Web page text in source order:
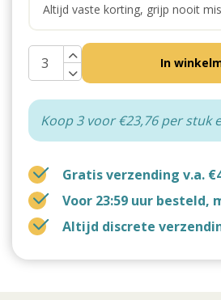
Altijd vaste korting, grijp nooit
In
Koop 3 voor €23,76 per stuk
Gratis verzending v.a.
Voor 23:59 uur besteld,
Altijd discrete